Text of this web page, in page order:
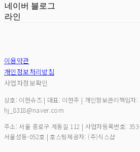
네이버 블로그
라인
이용약관
개인정보처리방침
사업자정보확인
상호: 이현슈즈 | 대표: 이현주 | 개인정보관리책임자
hj_8318@naver.com
주소: 서울 종로구 계동길 112 | 사업자등록번호:
서울성동-052호 | 호스팅제공자: (주)식스샵